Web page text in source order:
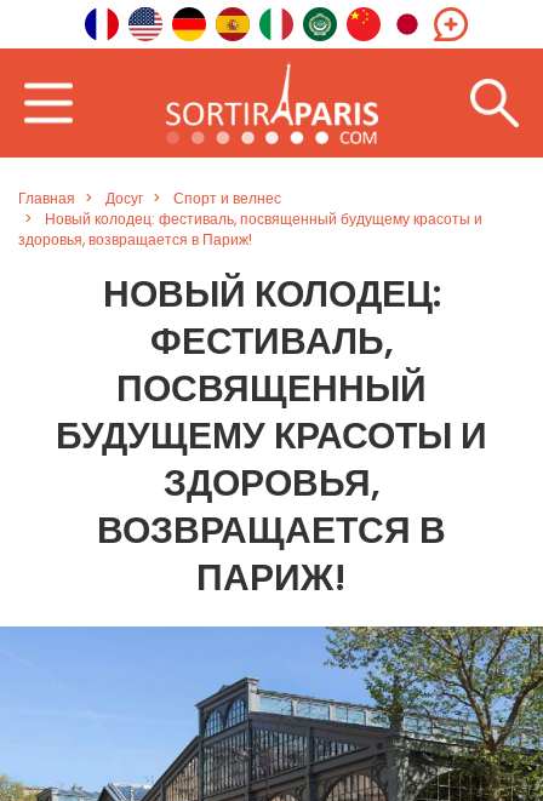
Главная Досуг
Спорт и велнес
Новый колодец: фестиваль, посвященный будущему красоты и
здоровья, возвращается в Париж!
НОВЫЙ КОЛОДЕЦ:
ФЕСТИВАЛЬ,
ПОСВЯЩЕННЫЙ
БУДУЩЕМУ КРАСОТЫ И
ЗДОРОВЬЯ,
ВОЗВРАЩАЕТСЯ В
ПАРИЖ!